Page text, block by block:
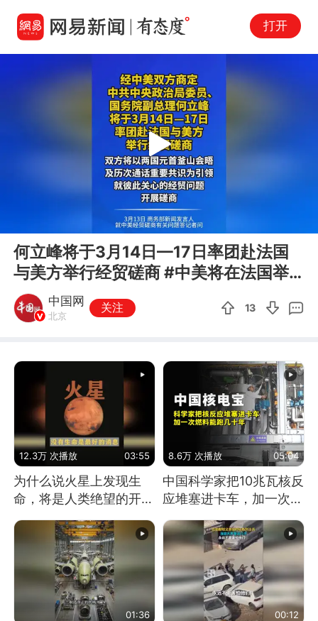
打开
Play
何立峰将于3月14日—17日率团赴法国
与美方举行经贸磋商 #中美将在法国举
行经贸磋商#商务部就中美经...
中国网
北京
关注 13
12.3万 次播放 03:55
为什么说火星上发现生
命，将是人类绝望的开
始？
8.6万 次播放 05:04
中国科学家把10兆瓦核反
应堆塞进卡车，加一次燃
料能跑几十年
01:36 00:12